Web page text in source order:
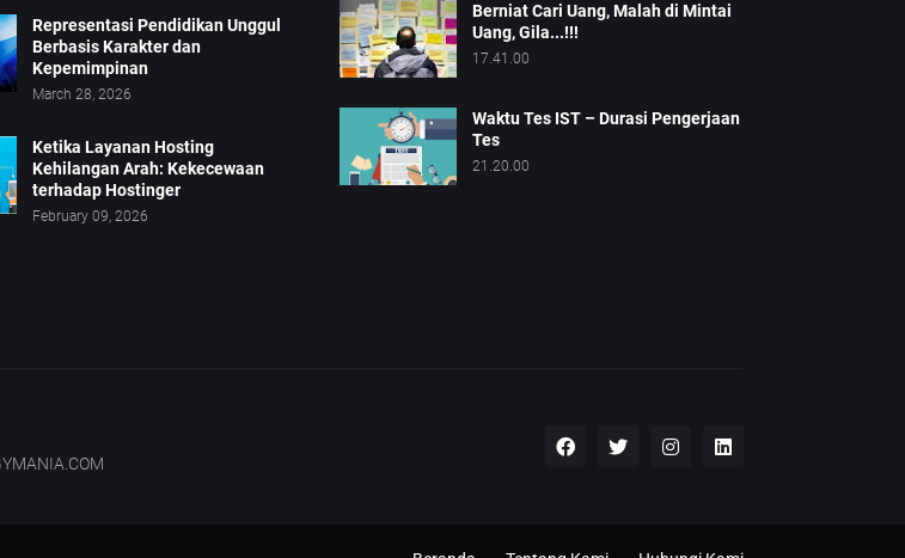
Representasi Pendidikan Unggul
Berbasis Karakter dan
Kepemimpinan
March 28, 2026
Ketika Layanan Hosting
Kehilangan Arah: Kekecewaan
terhadap Hostinger
February 09, 2026
Berniat Cari Uang, Malah di Mintai
Uang, Gila...!!!
17.41.00
Waktu Tes IST – Durasi Pengerjaan
Tes
21.20.00